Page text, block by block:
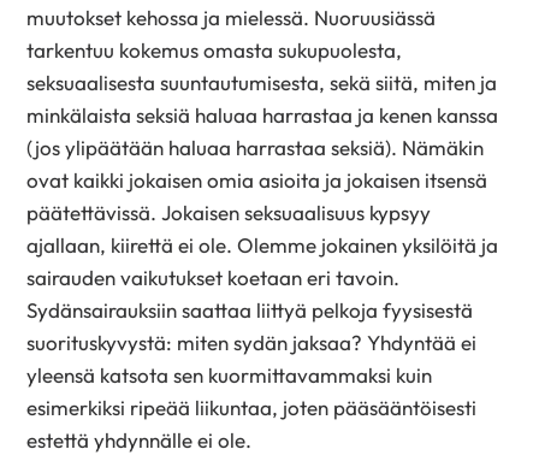
muutokset kehossa ja mielessä. Nuoruusiässä
tarkentuu kokemus omasta sukupuolesta,
seksuaalisesta suuntautumisesta, sekä siitä, miten ja
minkälaista seksiä haluaa harrastaa ja kenen kanssa
(jos ylipäätään haluaa harrastaa seksiä). Nämäkin
ovat kaikki jokaisen omia asioita ja jokaisen itsensä
päätettävissä. Jokaisen seksuaalisuus kypsyy
ajallaan, kiirettä ei ole. Olemme jokainen yksilöitä ja
sairauden vaikutukset koetaan eri tavoin.
Sydänsairauksiin saattaa liittyä pelkoja fyysisestä
suorituskyvystä: miten sydän jaksaa? Yhdyntää ei
yleensä katsota sen kuormittavammaksi kuin
esimerkiksi ripeää liikuntaa, joten pääsääntöisesti
estettä yhdynnälle ei ole.